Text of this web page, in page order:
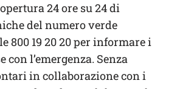
24 ore su 24 di
del numero verde
800 19 20 20 per informare i
l’emergenza. Senza
in collaborazione con i